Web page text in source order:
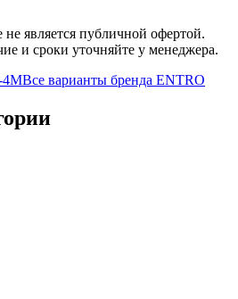
является публичной офертой.
и сроки уточняйте у менеджера.
4MВсе варианты бренда ENTRO